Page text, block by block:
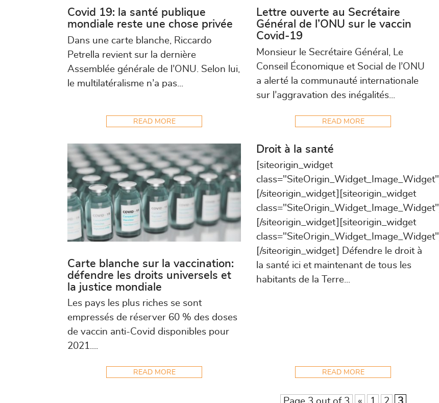
Covid 19: la santé publique
mondiale reste une chose privée
Dans une carte blanche, Riccardo
Petrella revient sur la dernière
Assemblée générale de l’ONU. Selon lui,
le multilatéralisme n’a pas...
READ MORE
Lettre ouverte au Secrétaire
Général de l’ONU sur le vaccin
Covid-19
Monsieur le Secrétaire Général, Le
Conseil Économique et Social de l’ONU
a alerté la communauté internationale
sur l’aggravation des inégalités...
READ MORE
Carte blanche sur la vaccination:
défendre les droits universels et
la justice mondiale
Les pays les plus riches se sont
empressés de réserver 60 % des doses
de vaccin anti-Covid disponibles pour
2021....
READ MORE
Droit à la santé
[siteorigin_widget
class="SiteOrigin_Widget_Image_Widget"]
[/siteorigin_widget][siteorigin_widget
class="SiteOrigin_Widget_Image_Widget"]
[/siteorigin_widget][siteorigin_widget
class="SiteOrigin_Widget_Image_Widget"]
[/siteorigin_widget] Défendre le droit à
la santé ici et maintenant de tous les
habitants de la Terre...
READ MORE